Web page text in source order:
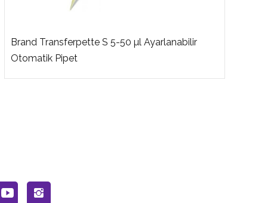
Brand Transferpette S 5-50 µl Ayarlanabilir
Otomatik Pipet